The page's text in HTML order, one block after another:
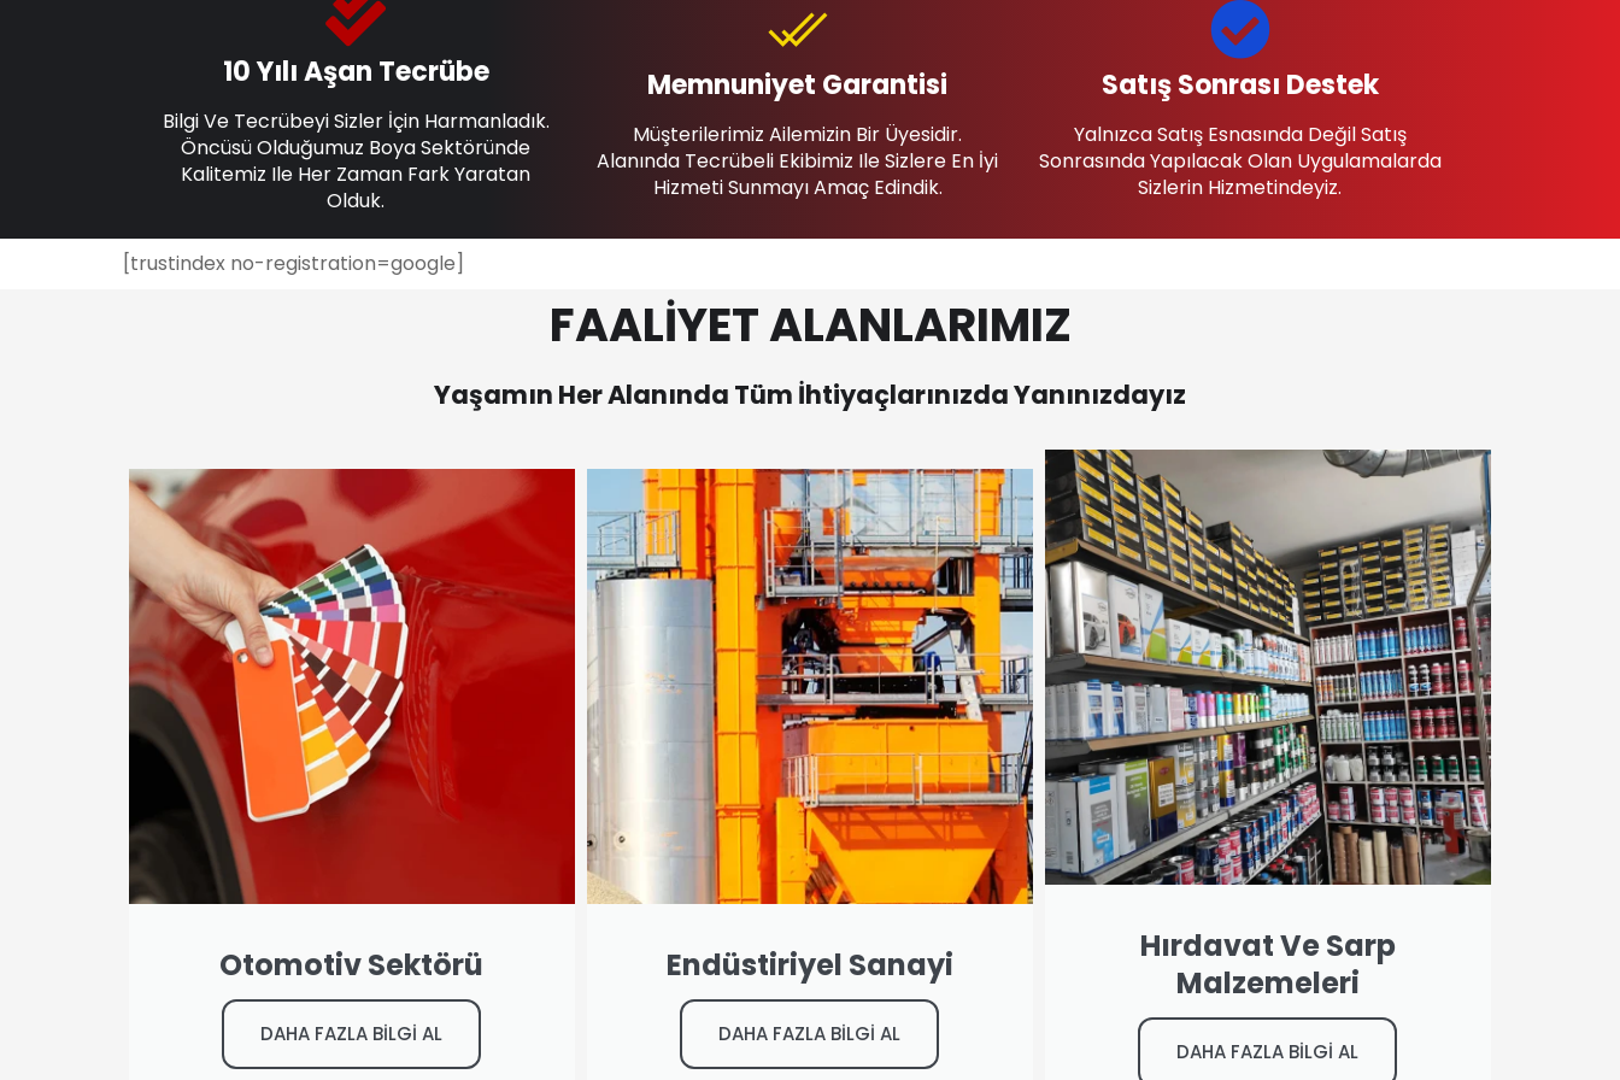
10 Yılı Aşan Tecrübe
Bilgi Ve Tecrübeyi Sizler İçin Harmanladık.
Öncüsü Olduğumuz Boya Sektöründe
Kalitemiz Ile Her Zaman Fark Yaratan
Olduk.
Memnuniyet Garantisi
Müşterilerimiz Ailemizin Bir Üyesidir.
Alanında Tecrübeli Ekibimiz Ile Sizlere En İyi
Hizmeti Sunmayı Amaç Edindik.
Satış Sonrası Destek
Yalnızca Satış Esnasında Değil Satış
Sonrasında Yapılacak Olan Uygulamalarda
Sizlerin Hizmetindeyiz.
[trustindex no-registration=google]
FAALİYET ALANLARIMIZ
Yaşamın Her Alanında Tüm İhtiyaçlarınızda Yanınızdayız
Otomotiv Sektörü
DAHA FAZLA BİLGİ AL
Endüstiriyel Sanayi
DAHA FAZLA BİLGİ AL
Hırdavat Ve Sarp
Malzemeleri
DAHA FAZLA BİLGİ AL